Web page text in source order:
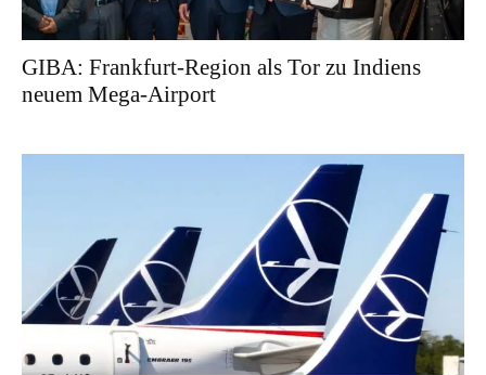
GIBA: Frankfurt-Region als Tor zu Indiens
neuem Mega-Airport